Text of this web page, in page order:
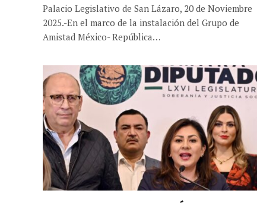
Palacio Legislativo de San Lázaro, 20 de Noviembre
2025.-En el marco de la instalación del Grupo de
Amistad México- República…